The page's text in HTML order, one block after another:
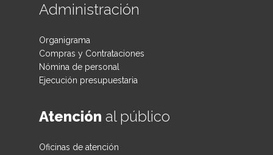
Administración
Organigrama
Compras y Contrataciones
Nómina de personal
Ejecución presupuestaria
Atención al público
Oficinas de atención